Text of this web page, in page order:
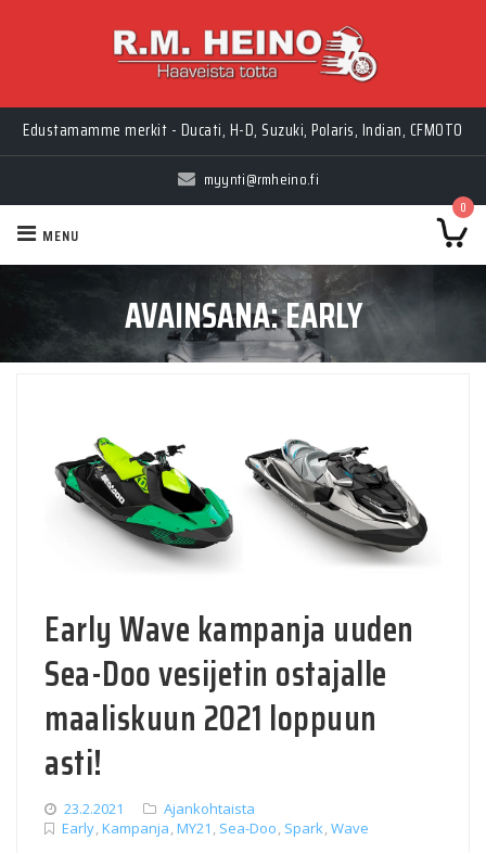
Edustamamme merkit - Ducati, H-D, Suzuki, Polaris, Indian, CFMOTO
myynti@rmheino.fi
0
MENU
AVAINSANA:EARLY
Early Wave kampanja uuden
Sea-Doo vesijetin ostajalle
maaliskuun 2021 loppuun
asti!
23.2.2021
Ajankohtaista
Early,Kampanja,MY21 , Sea-Doo, Spark,Wave